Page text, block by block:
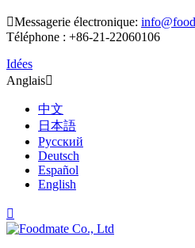
Messagerie électronique:
Téléphone : +86-21-22060106
Idées
Anglais
中文
日本語
Русский
Deutsch
Español
English
